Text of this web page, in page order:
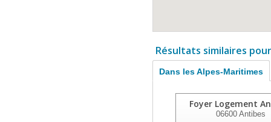
Résultats similaires
Dans les Alpes-Maritimes
Foyer Logement
06600Antibes